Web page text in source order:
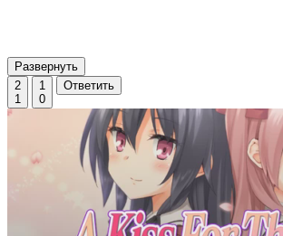
Развернуть
2
1
1
0
Ответить